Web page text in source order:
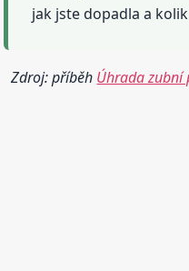
jak jste dopadla a
Zdroj: příběh Úhrada zubní